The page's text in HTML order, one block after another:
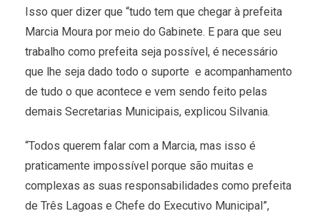
Isso quer dizer que “tudo tem que chegar à prefeita
Marcia Moura por meio do Gabinete. E para que seu
trabalho como prefeita seja possível, é necessário
que lhe seja dado todo o suporte e acompanhamento
de tudo o que acontece e vem sendo feito pelas
demais Secretarias Municipais, explicou Silvania.
“Todos querem falar com a Marcia, mas isso é
praticamente impossível porque são muitas e
complexas as suas responsabilidades como prefeita
de Três Lagoas e Chefe do Executivo Municipal”,